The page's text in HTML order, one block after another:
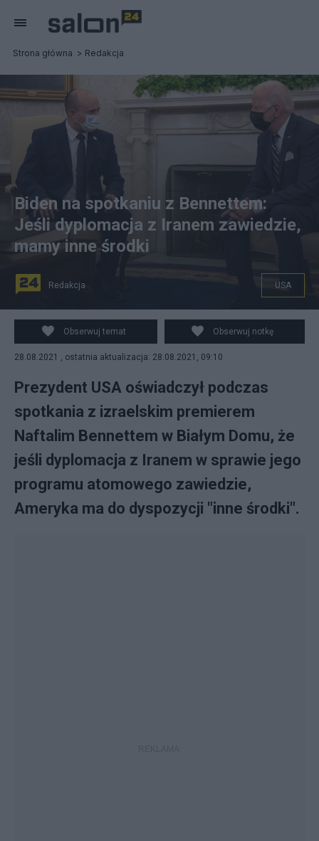
Strona główna Redakcja
Spotkanie Bidena z izraelskim premierem w ramach
pierwszej wizyty Bennetta w Waszyngtonie. fot.
PAP/EPA/Sarahbeth Maney / POOL
Biden na spotkaniu z Bennettem:
Jeśli dyplomacja z Iranem zawiedzie,
mamy inne środki
Redakcja USA
Obserwuj temat Obserwuj notkę
28.08.2021 , ostatnia aktualizacja: 28.08.2021, 09:10
Prezydent USA oświadczył podczas
spotkania z izraelskim premierem
Naftalim Bennettem w Białym Domu, że
jeśli dyplomacja z Iranem w sprawie jego
programu atomowego zawiedzie,
Ameryka ma do dyspozycji "inne środki".